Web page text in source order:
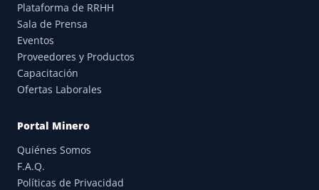
Plataforma de RRHH
Sala de Prensa
Eventos
Proveedores y Productos
Capacitación
Ofertas Laborales
Portal Minero
Quiénes Somos
F.A.Q.
Políticas de Privacidad